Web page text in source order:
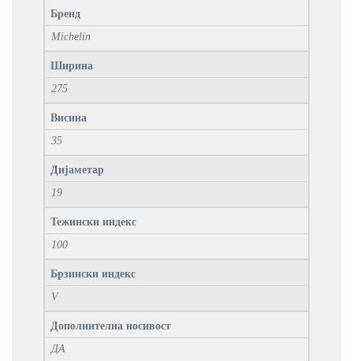
Бренд
Michelin
Ширина
275
Висина
35
Дијаметар
19
Тежински индекс
100
Брзински индекс
V
Дополнителна носивост
ДА